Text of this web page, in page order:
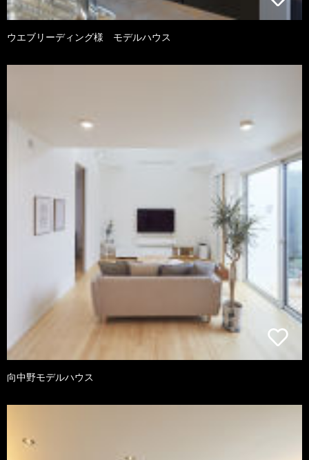
ウエブリーディング様 モデルハウス
向中野モデルハウス